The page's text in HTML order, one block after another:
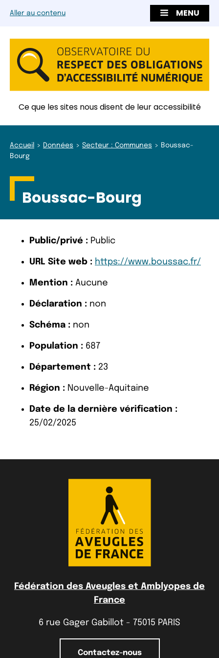
Aller au contenu MENU
Ce que les sites nous disent de leur accessibilité
Accueil Données Secteur : Communes
Boussac-
Bourg
Boussac-Bourg
Public/privé : Public
URL Site web : https://www.boussac.fr/
Mention : Aucune
Déclaration : non
Schéma : non
Population : 687
Département : 23
Région : Nouvelle-Aquitaine
Date de la dernière vérification :
25/02/2025
Fédération des Aveugles et Amblyopes de
France
6 rue Gager Gabillot - 75015 PARIS
Contactez-nous